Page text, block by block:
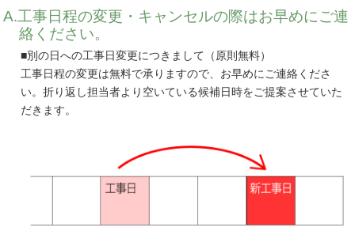
工事日程の変更・キャンセルの際はお早めにご連
絡ください。
■別の日への工事日変更につきまして（原則無料）
工事日程の変更は無料で承りますので、お早めにご連絡くださ
い。折り返し担当者より空いている候補日時をご提案させていた
だきます。